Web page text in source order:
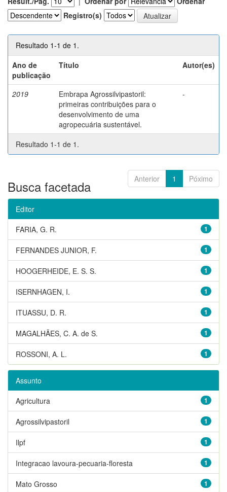
Registro(s)
Resultado 1-1 de 1.
Ano de
publicação
Título Autor(es)
2019
Embrapa Agrossilvipastoril:
primeiras contribuições para o
desenvolvimento de uma
agropecuária sustentável.
-
Resultado 1-1 de 1.
Anterior 1 Póximo
Busca facetada
Editor
1
FARIA, G. R.
1
FERNANDES JUNIOR, F.
1
HOOGERHEIDE, E. S. S.
1
ISERNHAGEN, I.
1
ITUASSU, D. R.
1
MAGALHÃES, C. A. de S.
1
ROSSONI, A. L.
Assunto
1
Agricultura
1
Agrossilvipastoril
1
Ilpf
1
Integracao lavoura-pecuaria-floresta
1
Mato Grosso